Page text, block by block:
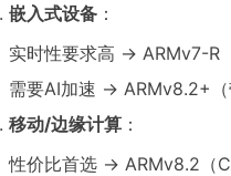
嵌入式设备 ：
实时性要求高 → ARMv7-R
需要AI加速 → ARMv8.2+（
移动/边缘计算 ：
性价比首选 → ARMv8.2（